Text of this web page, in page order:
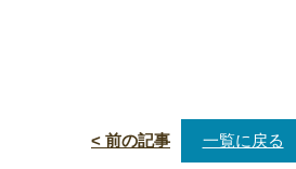
< 前の記事 一覧に戻る